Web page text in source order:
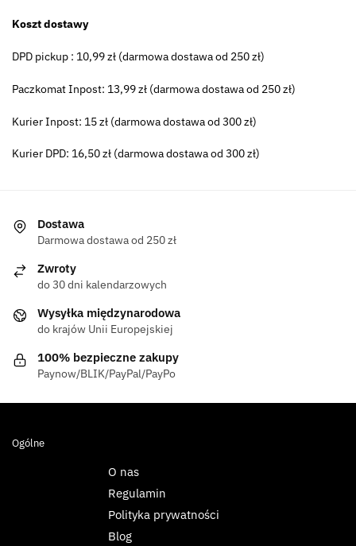
Koszt dostawy
DPD pickup : 10,99 zł (darmowa dostawa od 250 zł)
Paczkomat Inpost: 13,99 zł (darmowa dostawa od 250 zł)
Kurier Inpost: 15 zł (darmowa dostawa od 300 zł)
Kurier DPD: 16,50 zł (darmowa dostawa od 300 zł)
Dostawa
Darmowa dostawa od 250 zł
Zwroty
do 30 dni kalendarzowych
Wysyłka międzynarodowa
do krajów Unii Europejskiej
100% bezpieczne zakupy
Paynow/BLIK/PayPal/PayPo
Ogólne
O nas
Regulamin
Polityka prywatności
Blog